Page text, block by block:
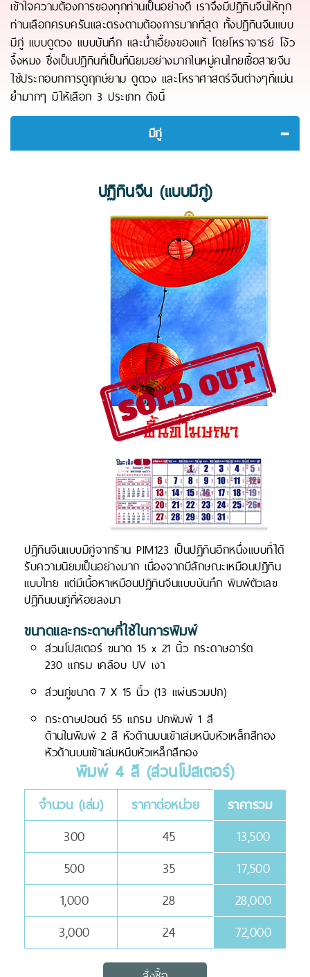
เข้าใจความต้องการของทุกท่านเป็นอย่างดี เราจึงมีปฏิทินจีนให้ทุก
ท่านเลือกครบครันและตรงตามต้องการมากที่สุด ทั้งปฏิทินจีนแบบ
มีภู่ แบบดูดวง แบบบันทึก และน่ำเอี๊ยงของแท้ โดยโหราจารย์ โง้ว
งึ้งหมง ซึ่งเป็นปฏิทินที่เป็นที่นิยมอย่างมากในหมู่คนไทยเชื้อสายจีน
ใช้ประกอบกการดูฤกษ์ยาม ดูดวง และโหราศาสตร์จีนต่างๆที่แม่น
ยำมากๆ มีให้เลือก 3 ประเภท ดังนี้
มีภู่
ปฏิทินจีน (แบบมีภู่)
ปฏิทินจีนแบบมีภู่จากร้าน PIM123 เป็นปฏิทินอีกหนึ่งแบบที่ได้
รับความนิยมเป็นอย่างมาก เนื่องจากมีลักษณะเหมือนปฏิทิน
แบบไทย แต่มีเนื้อหาเหมือนปฏิทินจีนแบบบันทึก พิมพ์ตัวเลข
ปฏิทินบนภู่ที่ห้อยลงมา
ขนาดและกระดาษที่ใช้ในการพิมพ์
ส่วนโปสเตอร์ ขนาด 15 x 21 นิ้ว กระดาษอาร์ต
230 แกรม เคลือบ UV เงา
ส่วนภู่ขนาด 7 X 15 นิ้ว (13 แผ่นรวมปก)
กระดาษปอนด์ 55 แกรม ปกพิมพ์ 1 สี
ด้านในพิมพ์ 2 สี หัวด้านบนเข้าเล่มหนีบหัวเหล็กสีทอง
หัวด้านบนเข้าเล่มหนีบหัวเหล็กสีทอง
พิมพ์ 4 สี (ส่วนโปสเตอร์)
จำนวน (เล่ม) ราคาต่อหน่วย
ราคารวม
300
45
13,500
500
35
17,500
1,000
28
28,000
3,000
24 72,000